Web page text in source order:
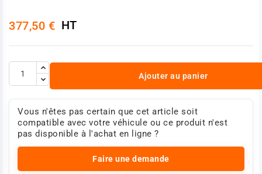
377,50 € HT
Ajouter au panier
Vous n'êtes pas certain que cet article soit
compatible avec votre véhicule ou ce produit n'est
pas disponible à l'achat en ligne ?
Faire une demande